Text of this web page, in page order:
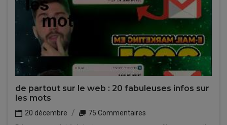
de partout sur le web : 20 fabuleuses infos sur
les mots
20 décembre
75 Commentaires